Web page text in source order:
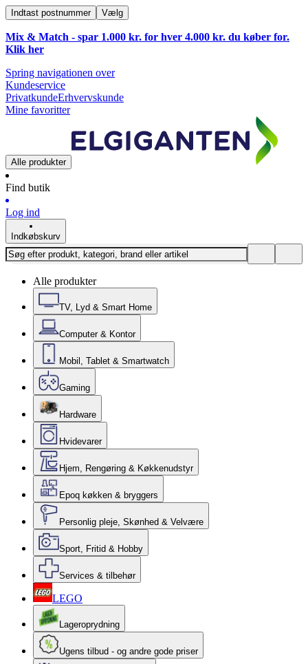
Indtast postnummer Vælg
Mix & Match - spar 1.000 kr. for hver 4.000 kr. du køber for.
Klik her
Spring navigationen over
Kundeservice
PrivatkundeErhvervskunde
Mine favoritter
Alle produkter
Find butik
Log ind
Indkøbskurv
Alle produkter
TV, Lyd & Smart Home
Computer & Kontor
Mobil, Tablet & Smartwatch
Gaming
Hardware
Hvidevarer
Hjem, Rengøring & Køkkenudstyr
Epoq køkken & bryggers
Personlig pleje, Skønhed & Velvære
Sport, Fritid & Hobby
Services & tilbehør
LEGO
Lageroprydning
Ugens tilbud - og andre gode priser